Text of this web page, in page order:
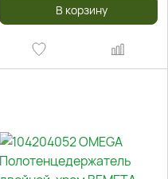
В корзину